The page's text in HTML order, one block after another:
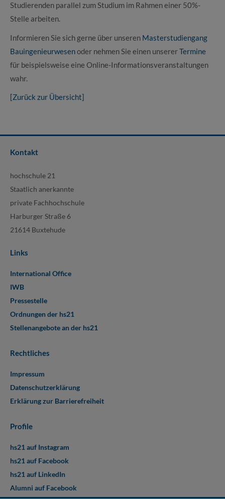
Studierenden parallel zum Studium im Rahmen einer 50%-
Stelle arbeiten.
Informieren Sie sich gerne über unseren Masterstudiengang
Bauingenieurwesenoder nehmen Sie einen unsererTermine
für beispielsweise eine Online-Informationsveranstaltungen
wahr.
[Zurück zur Übersicht]
Kontakt
hochschule 21
Staatlich anerkannte
private Fachhochschule
Harburger Straße 6
21614 Buxtehude
Links
International Office
IWB
Pressestelle
Ordnungen der hs21
Stellenangebote an der hs21
Rechtliches
Impressum
Datenschutzerklärung
Erklärung zur Barrierefreiheit
Profile
hs21 auf Instagram
hs21 auf Facebook
hs21 auf LinkedIn
Alumni auf Facebook